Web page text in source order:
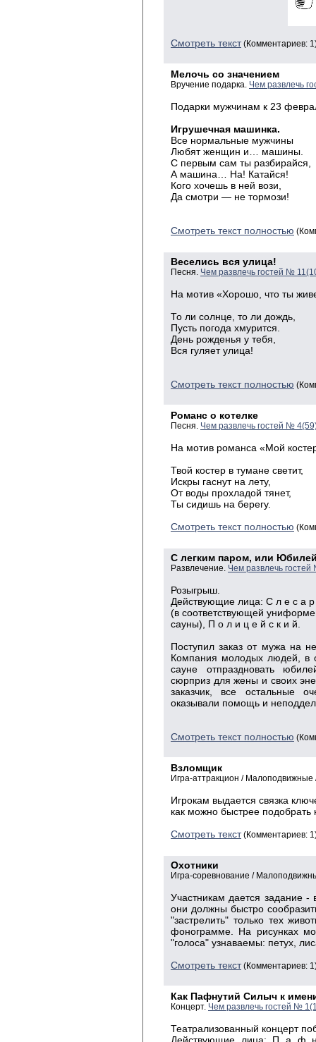
Смотреть текст(Комментариев:
Мелочь со значением
Вручение подарка. Чем развлечь
Подарки мужчинам к 23
Игрушечная машинка.
Все нормальные мужчины
Любят женщин и… машины.
С первым сам ты разбирайся,
А машина… На! Катайся!
Кого хочешь в ней вози,
Да смотри — не тормози!
Смотреть текст полностью
Веселись вся улица!
Песня. Чем развлечь гостей №
На мотив «Хорошо, что ты
То ли солнце, то ли дождь,
Пусть погода хмурится.
День рожденья у тебя,
Вся гуляет улица!
Смотреть текст полностью
Романс о котелке
Песня. Чем развлечь гостей №
На мотив романса «Мой
Твой костер в тумане светит,
Искры гаснут на лету,
От воды прохладой тянет,
Ты сидишь на берегу.
Смотреть текст полностью
С легким паром, или
Развлечение. Чем развлечь
Розыгрыш.
Действующие лица: С л е с а р
(в соответствующей
сауны), П о л и ц е й с к и й.
Поступил заказ от мужа на
Компания молодых людей, в
сауне отпраздновать
сюрприз для жены и своих
заказчик, все остальные
оказывали помощь и
Смотреть текст полностью
Взломщик
Игра-аттракцион / Малоподвижные
Игрокам выдается связка
как можно быстрее подобрать
Смотреть текст(Комментариев:
Охотники
Игра-соревнование /
Участникам дается задание
они должны быстро
"застрелить" только тех
фонограмме. На рисунках
"голоса" узнаваемы: петух,
Смотреть текст(Комментариев:
Как Пафнутий Силыч к
Концерт. Чем развлечь гостей №
Театрализованный концерт